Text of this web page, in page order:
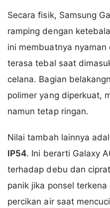
Secara fisik, Samsung
ramping dengan
ini membuatnya
terasa tebal saat
celana. Bagian
polimer yang diperkuat,
namun tetap ringan.
Nilai tambah lainnya
IP54. Ini berarti Galaxy
terhadap debu dan
panik jika ponsel
percikan air saat